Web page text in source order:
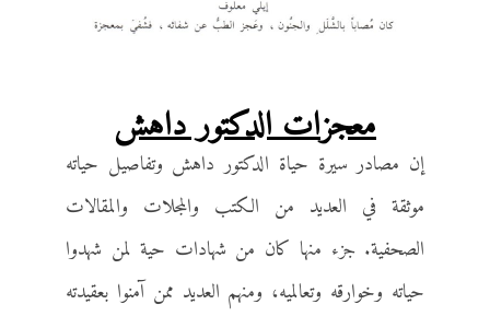
معجزات الدكتور داهش
إن مصادر سيرة حياة الدكتور داهش وتفاصيل حياته
موثقة في العديد من الكتب والمجلات والمقالات
الصحفية. جزء منها كان من شهادات حية لمن شهدوا
حياته وخوارقه وتعالميه، ومنهم العديد ممن آمنوا بعقيدته